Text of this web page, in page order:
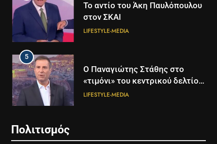
Το αντίο του Άκη Παυλόπουλου
στον ΣΚΑΙ
LIFESTYLE-MEDIA
5
Ο Παναγιώτης Στάθης στο
«τιμόνι» του κεντρικού δελτίου
ειδήσεων της ΕΡΤ
LIFESTYLE-MEDIA
Πολιτισμός
5
Διάστημα: Εντοπίστηκαν για
πρώτη φορά ενδείξεις για τον
άνεμο που εκπέμπει η μαύρη
ΔΙΕΘΝΉ ΕΠΙΣΤΉΜΗ